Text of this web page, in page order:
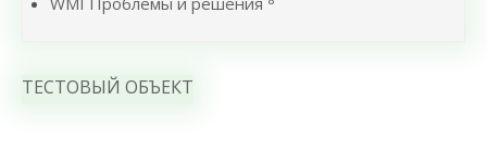
ТЕСТОВЫЙ ОБЪЕКТ